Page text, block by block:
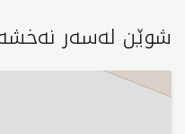
شوێن لەسەر